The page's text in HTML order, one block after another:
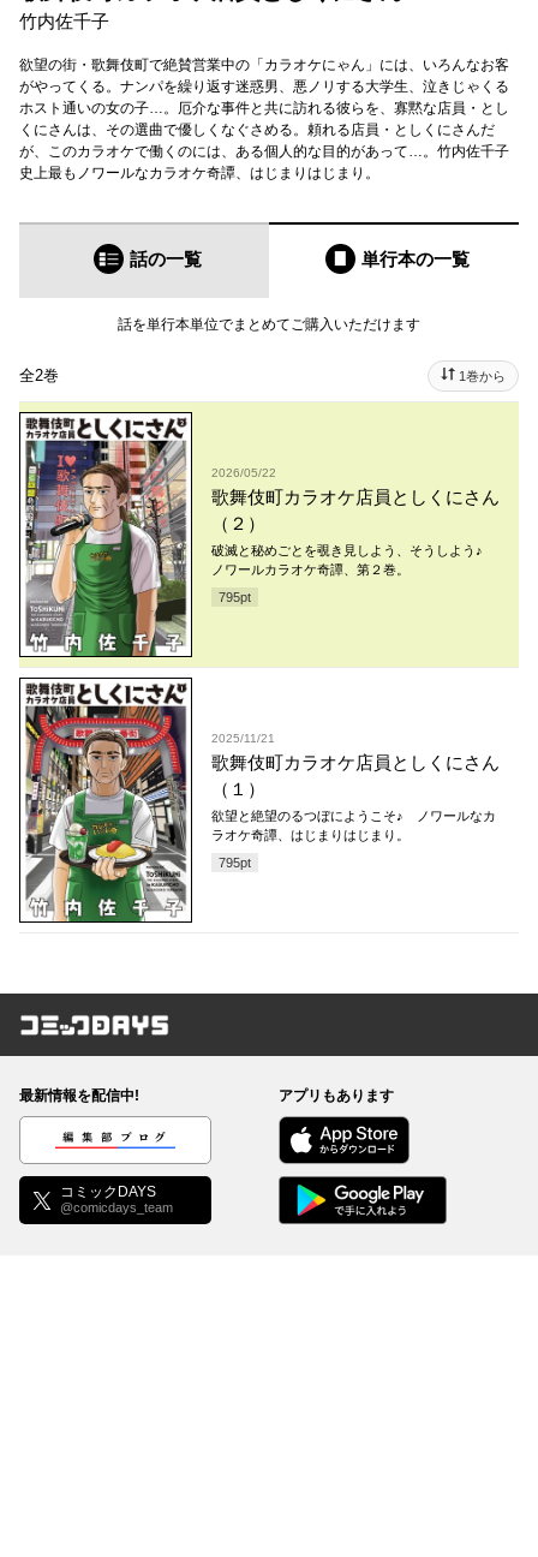
竹内佐千子
欲望の街・歌舞伎町で絶賛営業中の「カラオケにゃん」には、いろんなお客
がやってくる。ナンパを繰り返す迷惑男、悪ノリする大学生、泣きじゃくる
ホスト通いの女の子…。厄介な事件と共に訪れる彼らを、寡黙な店員・とし
くにさんは、その選曲で優しくなぐさめる。頼れる店員・としくにさんだ
が、このカラオケで働くのには、ある個人的な目的があって…。竹内佐千子
史上最もノワールなカラオケ奇譚、はじまりはじまり。
話の一覧 単行本の一覧
話を単行本単位でまとめてご購入いただけます
全2巻 1巻から
2026/05/22
歌舞伎町カラオケ店員としくにさん
（２）
破滅と秘めごとを覗き見しよう、そうしよう♪
ノワールカラオケ奇譚、第２巻。
795pt
2025/11/21
歌舞伎町カラオケ店員としくにさん
（１）
欲望と絶望のるつぼにようこそ♪ ノワールなカ
ラオケ奇譚、はじまりはじまり。
795pt
コミックDAYS
最新情報を配信中!
編集部ブログ
コミックDAYS
@comicdays_team
アプリもあります